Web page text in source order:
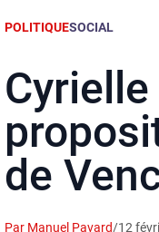
POLITIQUESOCIAL
de
Par Manuel Pavard/12